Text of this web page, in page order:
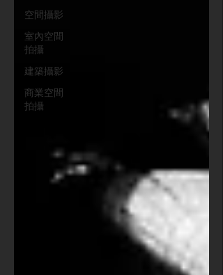
空間攝影
室內空間
拍攝
建築攝影
商業空間
拍攝